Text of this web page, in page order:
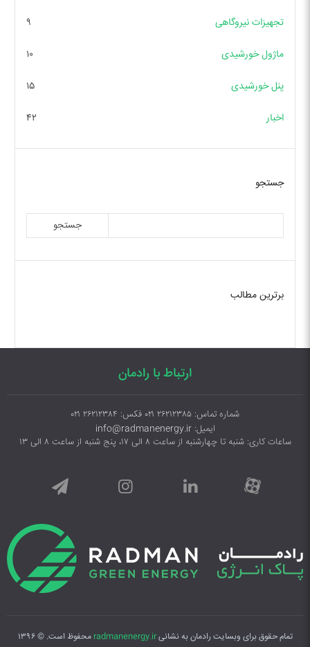
تجهیزات نیروگاهی ۹
ماژول خورشیدی ۱۰
پنل خورشیدی ۱۵
اخبار ۴۲
جستجو
جستجو
برترین مطالب
ارتباط با رادمان
شماره تماس: ۲۶۲۱۲۳۸۵ ۰۲۱ فکس: ۲۶۲۱۲۳۸۴ ۰۲۱
ایمیل: info@radmanenergy.ir
ساعات کاری: شنبه تا چهارشنبه از ساعت ۸ الی ۱۷، پنج شنبه از ساعت ۸ الی ۱۳
تمام حقوق برای وبسایت رادمان به نشانیradmanenergy.ir محفوظ است. © ۱۳۹۶